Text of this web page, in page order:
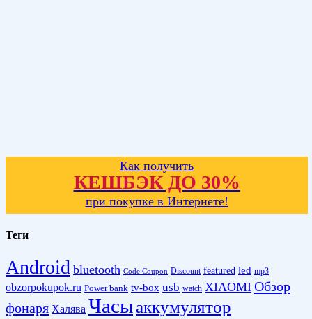
Как получить
КЕШБЭК ДО 30%
при покупке в Интернете!
Теги
Android bluetooth Code Coupon Discount featured led mp3
obzorpokupok.ru Power bank tv-box usb watch XIAOMI Обзор
фонаря Халява Часыаккумулятор